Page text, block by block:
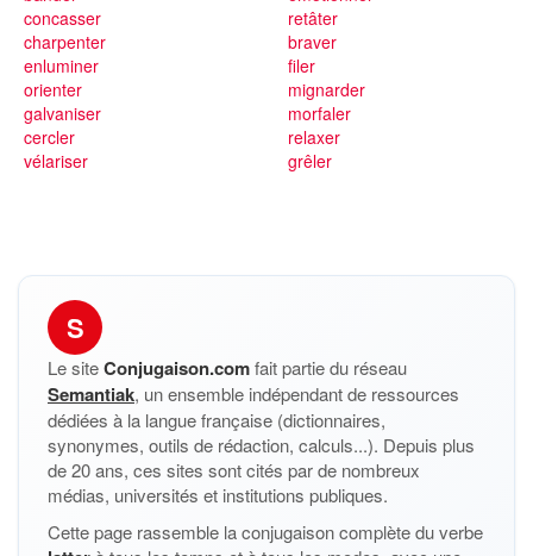
concasser
charpenter
enluminer
orienter
galvaniser
cercler
vélariser
retâter
braver
filer
mignarder
morfaler
relaxer
grêler
S
Le siteConjugaison.comfait partie du réseau
Semantiak, un ensemble indépendant de ressources
dédiées à la langue française (dictionnaires,
synonymes, outils de rédaction, calculs...). Depuis plus
de 20 ans, ces sites sont cités par de nombreux
médias, universités et institutions publiques.
Cette page rassemble la conjugaison complète du verbe